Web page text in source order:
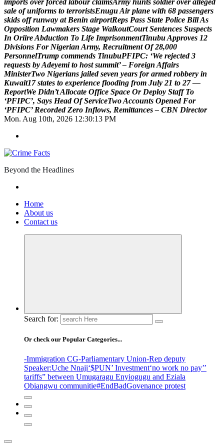
imports over forced labour claimsArmy hunts soldier over alleged
sale of uniforms to terroristsEnuguAir plane with 68 passengers
skids off runway at Benin airportReps Pass State Police BillAs
Opposition Lawmakers Stage WalkoutCourt Sentences Suspects
In OriireAbduction To Life ImprisonmentTinubuApproves 12
Divisions For Nigerian Army, Recruitment Of 28,000
PersonnelTrump commends TinubuPFIPC: ‘We rejected 3
requests byAdeyemi to host summit’ – Foreign Affairs
MinisterTwo Nigerians jailed seven years for armed robbery in
Kuwait17 states to experience flooding from July 21 to 27 —
ReportWe Didn’tAllocate Office Space Or Deploy Staff To
‘PFIPC’, Says Head Of ServiceTwoAccounts Opened For
‘PFIPC’ Recorded Zero Inflows, Remittances – CBN Director
Mon. Aug 10th, 2026 12:30:14 PM
Beyond the Headlines
Home
About us
Contact us
Search for:
Or check our Popular Categories...
-Immigration CG-Parliamentary Union-Rep deputy
Speaker:Uche Nnaji‘$PUN’ Investment‘no work no pay’’
tariffs” between Umugaragu Enyiogugu and Eziala
Obiangwu communitie#EndBadGovenance protest